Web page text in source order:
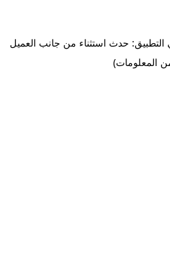
حدث استثناء من جانب العميل
المعلومات)